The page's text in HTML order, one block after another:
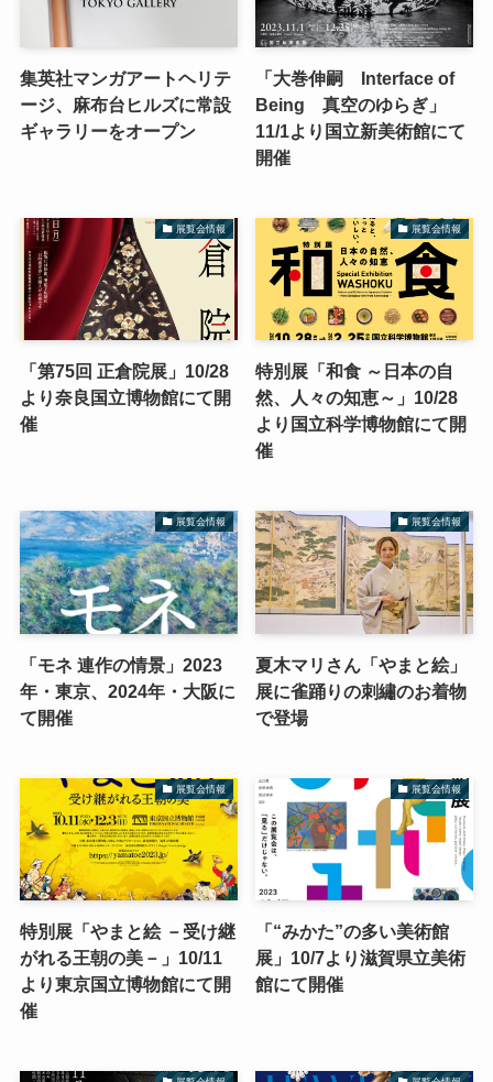
集英社マンガアートヘリテ
ージ、麻布台ヒルズに常設
ギャラリーをオープン
「大巻伸嗣 Interface of
Being 真空のゆらぎ」
11/1より国立新美術館にて
開催
展覧会情報
「第75回 正倉院展」10/28
より奈良国立博物館にて開
催
展覧会情報
特別展「和食 ～日本の自
然、人々の知恵～」10/28
より国立科学博物館にて開
催
展覧会情報
「モネ 連作の情景」2023
年・東京、2024年・大阪に
て開催
展覧会情報
夏木マリさん「やまと絵」
展に雀踊りの刺繡のお着物
で登場
展覧会情報
特別展「やまと絵 －受け継
がれる王朝の美－」10/11
より東京国立博物館にて開
催
展覧会情報
「“みかた”の多い美術館
展」10/7より滋賀県立美術
館にて開催